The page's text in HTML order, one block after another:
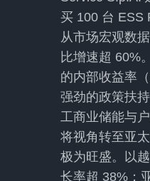
买 100 台 ESS
从市场宏观数
比增速超 60%
的内部收益率
强劲的政策扶
工商业储能与
将视角转至亚
极为旺盛。以
长率超 38%；